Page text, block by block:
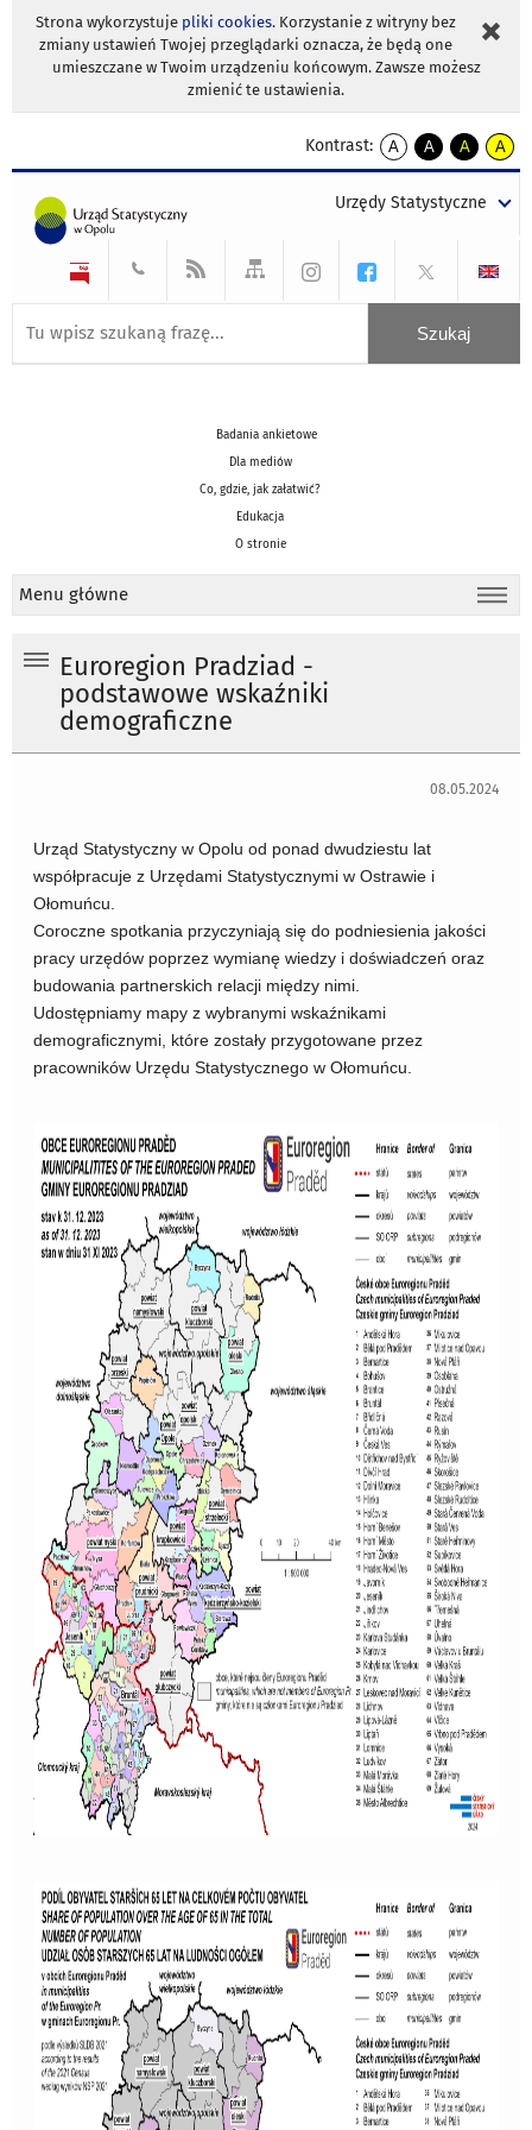
Strona wykorzystuje pliki cookies. Korzystanie z witryny bez
zmiany ustawień Twojej przeglądarki oznacza, że będą one
umieszczane w Twoim urządzeniu końcowym. Zawsze możesz
zmienić te ustawienia.
Kontrast:
A
kontrast
A
kontrast
tekst
czarnym
A
kontrast
tekst
czarnym
A
tekst
żółtym
Urzędy Statystyczne
Badania ankietowe
Dla mediów
Co, gdzie, jak załatwić?
Edukacja
O stronie
Menu główne
Euroregion Pradziad -
podstawowe wskaźniki
demograficzne
08.05.2024
Urząd Statystyczny w Opolu od ponad dwudziestu lat
współpracuje z Urzędami Statystycznymi w Ostrawie i
Ołomuńcu.
Coroczne spotkania przyczyniają się do podniesienia jakości
pracy urzędów poprzez wymianę wiedzy i doświadczeń oraz
budowania partnerskich relacji między nimi.
Udostępniamy mapy z wybranymi wskaźnikami
demograficznymi, które zostały przygotowane przez
pracowników Urzędu Statystycznego w Ołomuńcu.